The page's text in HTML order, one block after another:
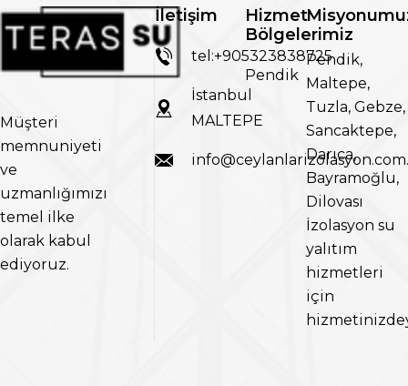
Müşteri
memnuniyeti
ve
uzmanlığımızı
temel ilke
olarak kabul
ediyoruz.
İletişim
tel:+905323838725
İstanbul
MALTEPE
Hizmet
Bölgelerimiz
Pendik
Pendik,
Maltepe,
Tuzla, Gebze,
Sancaktepe,
Darıca,
Bayramoğlu,
Dilovası
İzolasyon su
yalıtım
hizmetleri
için